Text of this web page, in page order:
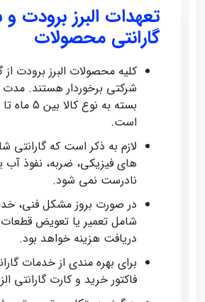
تعهدات البرز برودت
گارانتی محصولات
کلیه محصولات البرز برودت از
شرکتی برخوردار هستند. مدت
است.
لازم به ذکر است که گارانتی
های فیزیکی، ضربه، نفوذ آب
نادرست نمی‌ شود.
در صورت بروز مشکل فنی،
شامل تعمیر یا تعویض
دریافت هزینه خواهد بود.
برای بهره‌ مندی از خدمات
فاکتور خرید و کارت گارانتی